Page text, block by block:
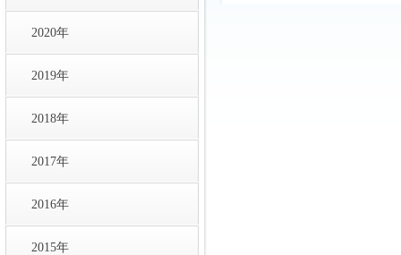
2020年
2019年
2018年
2017年
2016年
2015年